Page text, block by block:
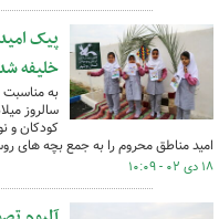
پیک
خلیفه
به
سالروز
کودکان و
امید مناطق محروم را به جمع بچه های
۱۸ دی ۰۲ - ۱۰:۰۹